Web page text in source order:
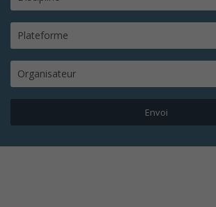
Plateforme
Organisateur